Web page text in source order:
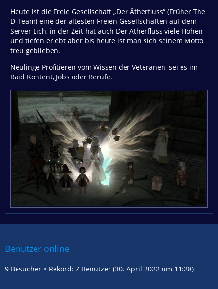
Heute ist die Freie Gesellschaft „Der Ätherfluss“ (Früher The
D-Team) eine der ältesten Freien Gesellschaften auf dem
Server Lich, in der Zeit hat auch Der Ätherfluss viele Höhen
und tiefen erlebt aber bis heute ist man sich seinem Motto
treu geblieben.
Neulinge Profitieren vom Wissen der Veteranen, sei es im
Raid Kontent, Jobs oder Berufe.
Benutzer online
9 Besucher Rekord: 7 Benutzer (30. April 2022 um 11:28)